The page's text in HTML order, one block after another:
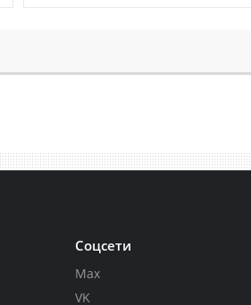
Соцсети
Max
VK